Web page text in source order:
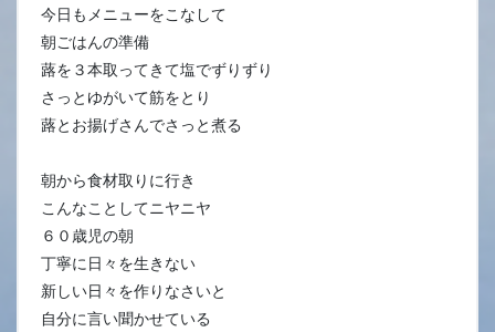
今日もメニューをこなして
朝ごはんの準備
蕗を３本取ってきて塩でずりずり
さっとゆがいて筋をとり
蕗とお揚げさんでさっと煮る
朝から食材取りに行き
こんなことしてニヤニヤ
６０歳児の朝
丁寧に日々を生きない
新しい日々を作りなさいと
自分に言い聞かせている